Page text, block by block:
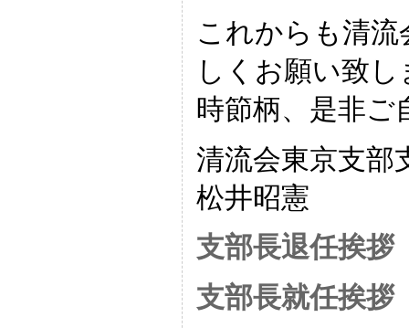
これからも清
しくお願い致し
時節柄、是非ご
清流会東京支部
松井昭憲
支部長退任挨拶
支部長就任挨拶